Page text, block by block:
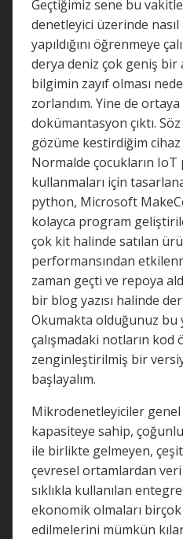
Geçtiğimiz sene bu
denetleyici üzerinde
yapıldığını öğrenmeye
derya deniz çok geniş bir
bilgimin zayıf olması
zorlandım. Yine de
dokümantasyon çıktı.
gözüme kestirdiğim
Normalde çocukların
kullanmaları için
python, Microsoft
kolayca program
çok kit halinde satılan
performansından
zaman geçti ve repoya
bir blog yazısı halinde
Okumakta olduğunuz bu
çalışmadaki notların kod
zenginleştirilmiş bir
başlayalım.
Mikrodenetleyiciler genel
kapasiteye sahip,
ile birlikte gelmeyen,
çevresel ortamlardan
sıklıkla kullanılan
ekonomik olmaları
edilmelerini mümkün